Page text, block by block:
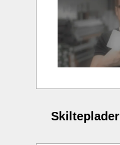
Skilteplader